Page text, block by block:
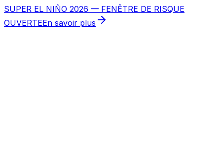
SUPER EL NIÑO 2026 — FENÊTRE DE RISQUE
OUVERTEEn savoir plus